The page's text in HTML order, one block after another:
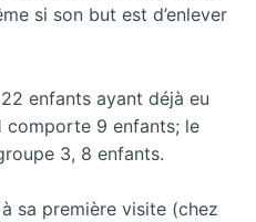
si son but est d’enlever
enfants ayant déjà eu
comporte 9 enfants; le
3, 8 enfants.
sa première visite (chez